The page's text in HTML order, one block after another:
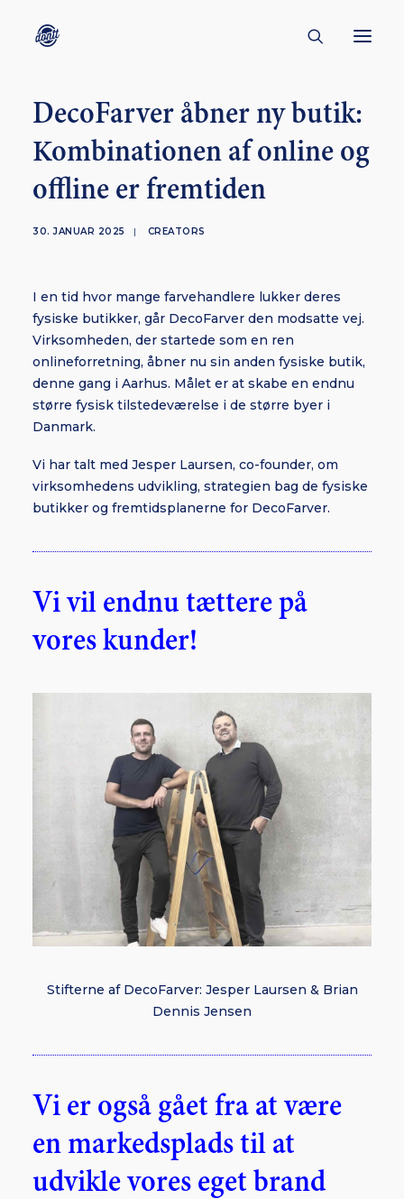
CONTACT
ABOUT
ENGLISH
BORNHOLM
SUBSCRIBE
DecoFarver åbner ny butik:
Kombinationen af online og
offline er fremtiden
30. JANUAR 2025 | CREATORS
I en tid hvor mange farvehandlere lukker deres
fysiske butikker, går DecoFarver den modsatte vej.
Virksomheden, der startede som en ren
onlineforretning, åbner nu sin anden fysiske butik,
denne gang i Aarhus. Målet er at skabe en endnu
større fysisk tilstedeværelse i de større byer i
Danmark.
Vi har talt med Jesper Laursen, co-founder, om
virksomhedens udvikling, strategien bag de fysiske
butikker og fremtidsplanerne for DecoFarver.
Vi vil endnu tættere på
vores kunder!
Stifterne af DecoFarver: Jesper Laursen & Brian
Dennis Jensen
Vi er også gået fra at være
en markedsplads til at
udvikle vores eget brand